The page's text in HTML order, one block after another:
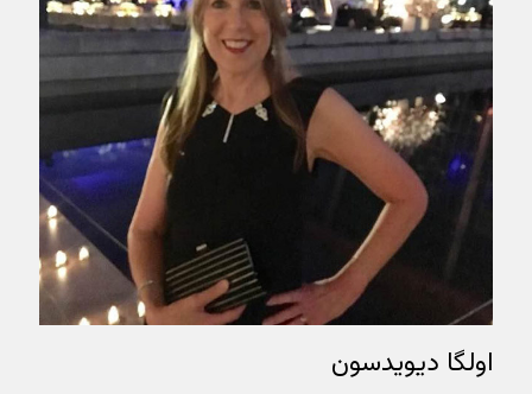
اولگا دیویدسون